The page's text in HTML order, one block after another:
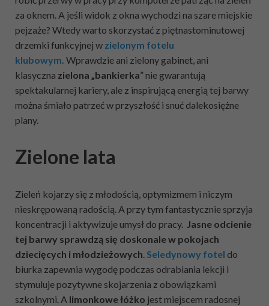
za oknem. A jeśli widok z okna wychodzi na szare miejskie
pejzaże? Wtedy warto skorzystać z piętnastominutowej
drzemki funkcyjnej w zielonym fotelu
klubowym. Wprawdzie ani zielony gabinet, ani
klasyczna zielona „bankierka” nie gwarantują
spektakularnej kariery, ale z inspirującą energią tej barwy
można śmiało patrzeć w przyszłość i snuć dalekosiężne
plany.
Zielone lata
Zieleń kojarzy się z młodością, optymizmem i niczym
nieskrępowaną radością. A przy tym fantastycznie sprzyja
koncentracji i aktywizuje umysł do pracy. Jasne odcienie
tej barwy sprawdzą się doskonale w pokojach
dziecięcych i młodzieżowych. Seledynowy fotel do
biurka zapewnia wygodę podczas odrabiania lekcji i
stymuluje pozytywne skojarzenia z obowiązkami
szkolnymi. A limonkowe łóżko jest miejscem radosnej